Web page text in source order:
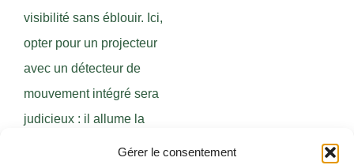
Gérer le consentement
visibilité sans éblouir. Ici,
opter pour un projecteur
avec un détecteur de
mouvement intégré sera
judicieux : il allume la